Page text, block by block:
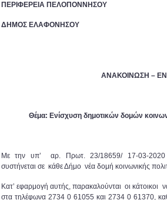
ΠΕΡΙΦΕΡΕΙΑ ΠΕΛΟΠΟΝΝΗΣΟΥ
ΔΗΜΟΣ ΕΛΑΦΟΝΗΣΟΥ
ΑΝΑΚΟΙΝΩΣΗ –
Θέμα: Ενίσχυση δημοτικών δομών
Mε την υπ’ αρ. Πρωτ. 23/18659/ 17-03-2020
συστήνεται σε κάθε Δήμο νέα δομή κοινωνικής
Κατ’ εφαρμογή αυτής, παρακαλούνται οι
στα τηλέφωνα 2734 0 61055 και 2734 0 61370,